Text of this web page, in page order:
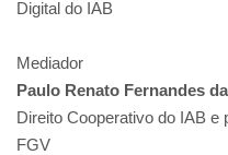
Digital do IAB
Mediador
Paulo Renato Fernandes
Direito Cooperativo do IAB
FGV